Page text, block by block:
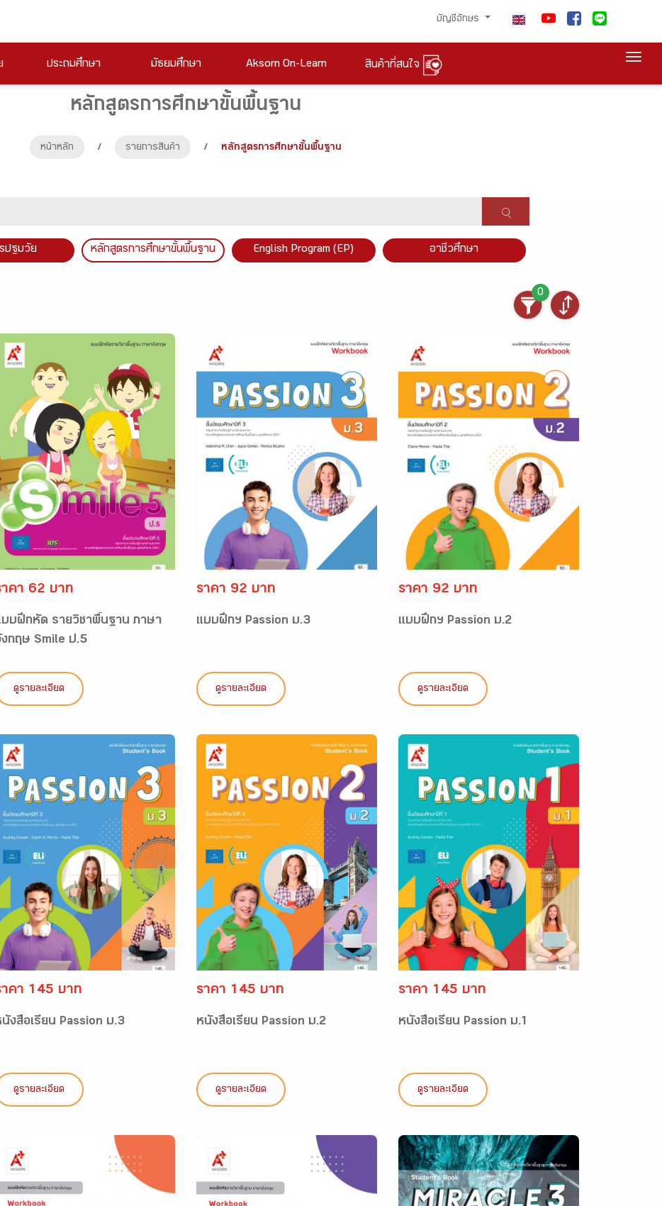
บัญชีอักษร
ประถมศึกษา มัธยมศึกษา Aksorn On-Learn สินค้าที่สนใจ
หลักสูตรการศึกษาขั้นพื้นฐาน
หน้าหลัก / รายการสินค้า / หลักสูตรการศึกษาขั้นพื้นฐาน
ปฐมวัย หลักสูตรการศึกษาขั้นพื้นฐาน English Program (EP) อาชีวศึกษา
0
าคา 62 บาท
บบฝึกหัด รายวิชาพื้นฐาน ภาษา
งกฤษ Smile ป.5
ดูรายละเอียด
ราคา 92 บาท
แบบฝึกฯ Passion ม.3
ดูรายละเอียด
ราคา 92 บาท
แบบฝึกฯ Passion ม.2
ดูรายละเอียด
าคา 145 บาท
นังสือเรียน Passion ม.3
ดูรายละเอียด
ราคา 145 บาท
หนังสือเรียน Passion ม.2
ดูรายละเอียด
ราคา 145 บาท
หนังสือเรียน Passion ม.1
ดูรายละเอียด